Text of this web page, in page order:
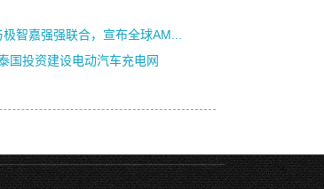
智嘉强强联合，宣布全球AM...
国投资建设电动汽车充电网